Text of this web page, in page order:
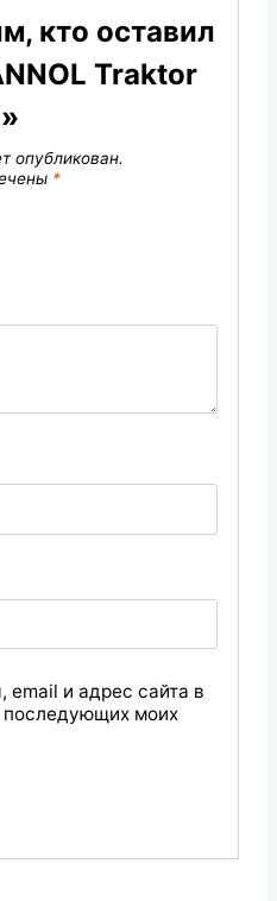
кто оставил
Traktor
опубликован.
*
email и адрес сайта в
последующих моих